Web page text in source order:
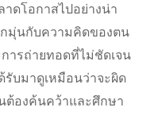
ดโอกาสไปอย่างน่า
กมุ่นกับความคิดของตน
ารถ่ายทอดที่ไม่ชัดเจน
บมาดูเหมือนว่าจะผิด
ต้องค้นคว้าและศึกษา